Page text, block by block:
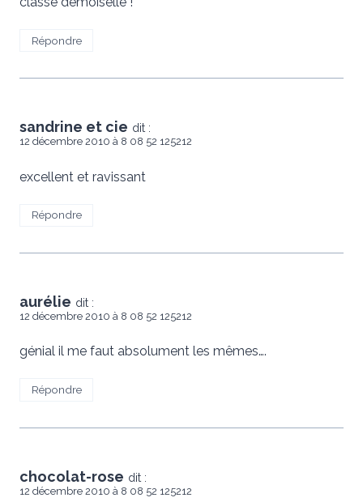
Répondre
sandrine et cie dit :
12 décembre 2010 à 8 08 52 125212
excellent et ravissant
Répondre
aurélie dit :
12 décembre 2010 à 8 08 52 125212
génial il me faut absolument les mêmes….
Répondre
chocolat-rose dit :
12 décembre 2010 à 8 08 52 125212